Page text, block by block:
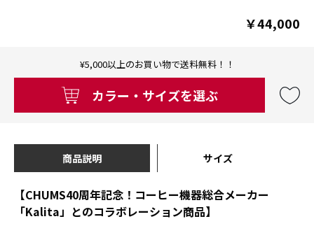
￥44,000
¥5,000以上のお買い物で送料無料！！
カラー・サイズを選ぶ
商品説明 サイズ
【CHUMS40周年記念！コーヒー機器総合メーカー
「Kalita」とのコラボレーション商品】